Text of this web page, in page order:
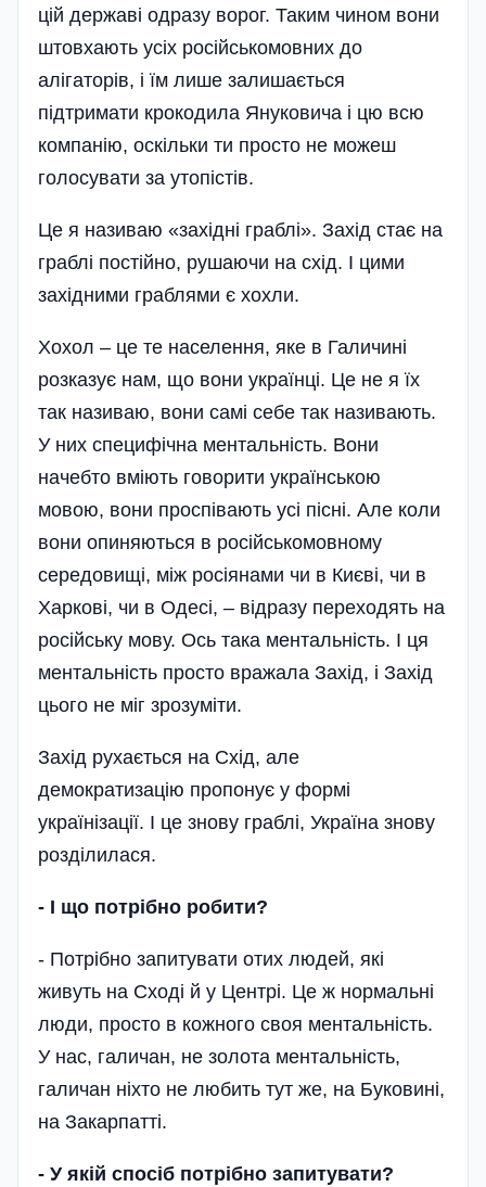
цій державі одразу ворог. Таким чином вони
штовхають усіх російськомовних до
алігаторів, і їм лише залишається
підтримати крокодила Януковича і цю всю
компанію, оскільки ти просто не можеш
голосувати за утопістів.
Це я називаю «західні граблі». Захід стає на
граблі постійно, рушаючи на схід. І цими
західними граблями є хохли.
Хохол – це те населення, яке в Галичині
розказує нам, що вони українці. Це не я їх
так називаю, вони самі себе так називають.
У них специфічна ментальність. Вони
начебто вміють говорити українською
мовою, вони проспівають усі пісні. Але коли
вони опиняються в російськомовному
середовищі, між росіянами чи в Києві, чи в
Харкові, чи в Одесі, – відразу переходять на
російську мову. Ось така ментальність. І ця
ментальність просто вражала Захід, і Захід
цього не міг зрозуміти.
Захід рухається на Схід, але
демократизацію пропонує у формі
українізації. І це знову граблі, Україна знову
розділилася.
- І що потрібно робити?
- Потрібно запитувати отих людей, які
живуть на Сході й у Центрі. Це ж нормальні
люди, просто в кожного своя ментальність.
У нас, галичан, не золота ментальність,
галичан ніхто не любить тут же, на Буковині,
на Закарпатті.
- У якій спосіб потрібно запитувати?